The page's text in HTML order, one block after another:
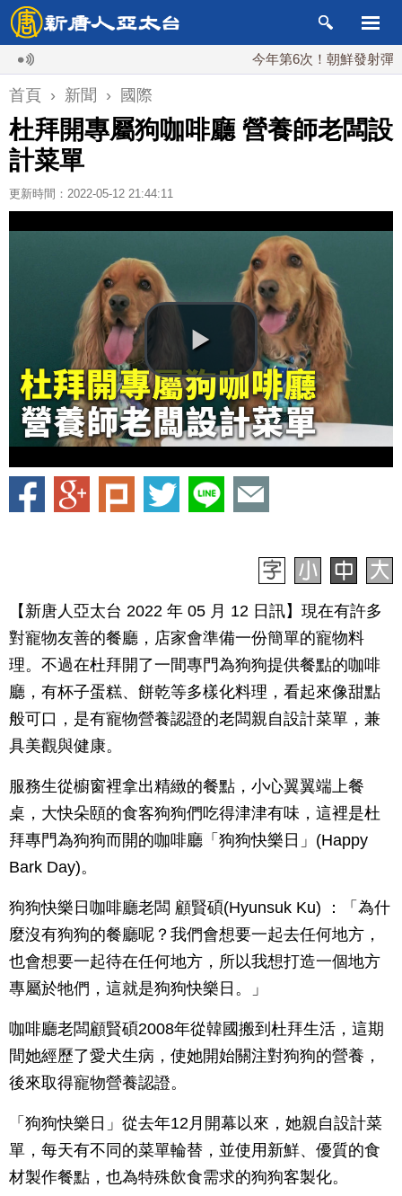
今年第6次！朝鮮發射彈道導彈
首頁 › 新聞 › 國際
杜拜開專屬狗咖啡廳 營養師老闆設
計菜單
更新時間：2022-05-12 21:44:11
【新唐人亞太台 2022 年 05 月 12 日訊】現在有許多
對寵物友善的餐廳，店家會準備一份簡單的寵物料
理。不過在杜拜開了一間專門為狗狗提供餐點的咖啡
廳，有杯子蛋糕、餅乾等多樣化料理，看起來像甜點
般可口，是有寵物營養認證的老闆親自設計菜單，兼
具美觀與健康。
服務生從櫥窗裡拿出精緻的餐點，小心翼翼端上餐
桌，大快朵頤的食客狗狗們吃得津津有味，這裡是杜
拜專門為狗狗而開的咖啡廳「狗狗快樂日」(Happy
Bark Day)。
狗狗快樂日咖啡廳老闆 顧賢碩(Hyunsuk Ku) ：「為什
麼沒有狗狗的餐廳呢？我們會想要一起去任何地方，
也會想要一起待在任何地方，所以我想打造一個地方
專屬於牠們，這就是狗狗快樂日。」
咖啡廳老闆顧賢碩2008年從韓國搬到杜拜生活，這期
間她經歷了愛犬生病，使她開始關注對狗狗的營養，
後來取得寵物營養認證。
「狗狗快樂日」從去年12月開幕以來，她親自設計菜
單，每天有不同的菜單輪替，並使用新鮮、優質的食
材製作餐點，也為特殊飲食需求的狗狗客製化。